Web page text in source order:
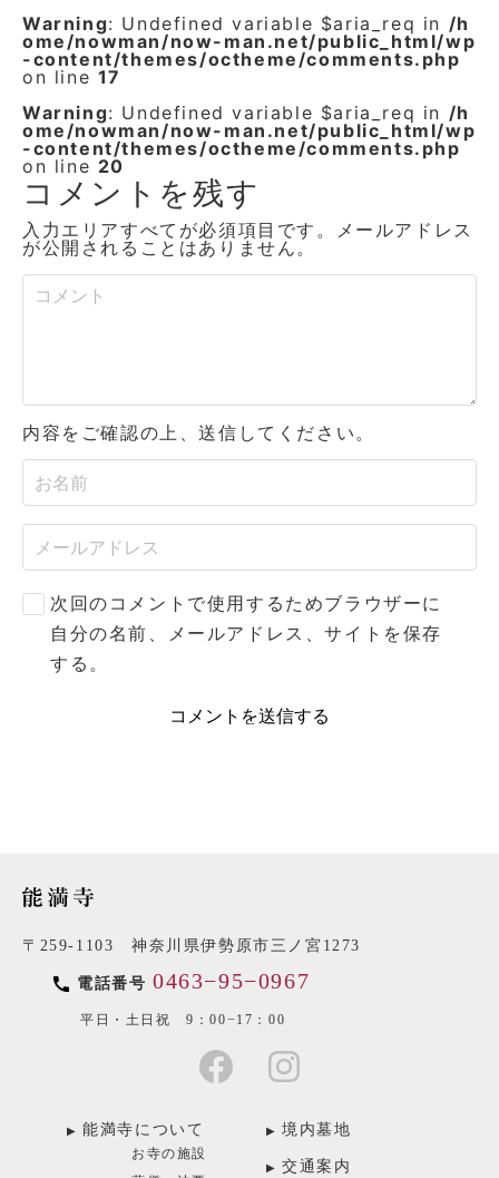
Warning: Undefined variable $aria_req in /h
ome/nowman/now-man.net/public_html/wp
-content/themes/octheme/comments.php
on line 17
Warning: Undefined variable $aria_req in /h
ome/nowman/now-man.net/public_html/wp
-content/themes/octheme/comments.php
on line 20
コメントを残す
入力エリアすべてが必須項目です。メールアドレス
が公開されることはありません。
内容をご確認の上、送信してください。
次回のコメントで使用するためブラウザーに
自分の名前、メールアドレス、サイトを保存
する。
〒259-1103 神奈川県伊勢原市三ノ宮1273
電話番号 0463−95−0967
平日・土日祝 9：00−17：00
能満寺について
お寺の施設
境内墓地
交通案内